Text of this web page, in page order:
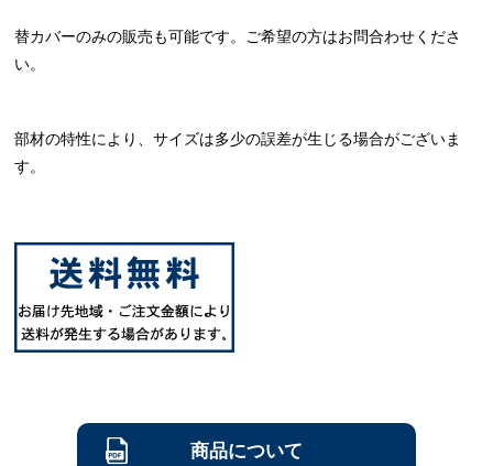
替カバーのみの販売も可能です。ご希望の方はお問合わせくださ
い。
部材の特性により、サイズは多少の誤差が生じる場合がございま
す。
商品について